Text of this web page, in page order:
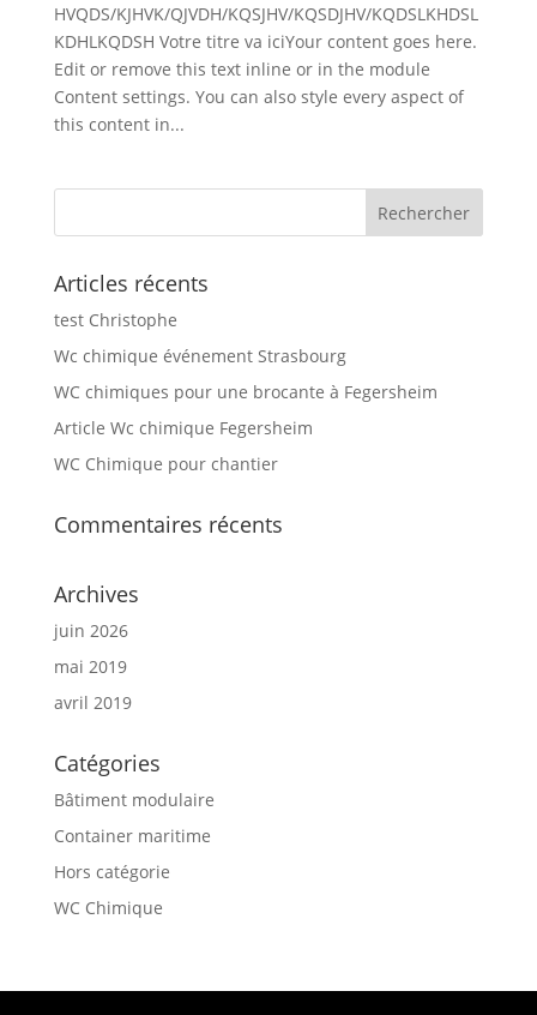
HVQDS/KJHVK/QJVDH/KQSJHV/KQSDJHV/KQDSLKHDSL
KDHLKQDSH Votre titre va iciYour content goes here.
Edit or remove this text inline or in the module
Content settings. You can also style every aspect of
this content in...
Articles récents
test Christophe
Wc chimique événement Strasbourg
WC chimiques pour une brocante à Fegersheim
Article Wc chimique Fegersheim
WC Chimique pour chantier
Commentaires récents
Archives
juin 2026
mai 2019
avril 2019
Catégories
Bâtiment modulaire
Container maritime
Hors catégorie
WC Chimique